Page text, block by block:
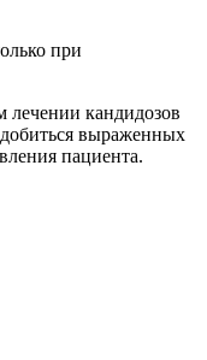
при
лечении кандидозов
выраженных
пациента.